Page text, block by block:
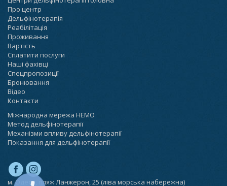
Про центр
Дельфінотерапія
Реабілітація
Проживання
Вартість
Сплатити послуги
Наші фахівці
Спецпропозиції
Бронювання
Відео
Контакти
Міжнародна мережа НЕМО
Метод дельфінотерапії
Механізми впливу дельфінотерапії
Показання для дельфінотерапії
м. Одеса, пляж Ланжерон, 25 (ліва морська набережна)